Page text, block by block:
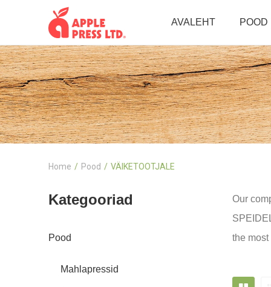
AVALEHT POOD
Home Pood VÄIKETOOTJALE
Kategooriad
Pood
Mahlapressid
Our
the